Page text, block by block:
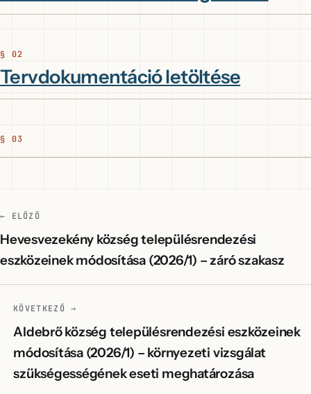
Tervdokumentáció letöltése
← ELŐZŐ
Hevesvezekény község településrendezési
eszközeinek módosítása (2026/1) – záró szakasz
KÖVETKEZŐ →
Aldebrő község településrendezési eszközeinek
módosítása (2026/1) – környezeti vizsgálat
szükségességének eseti meghatározása